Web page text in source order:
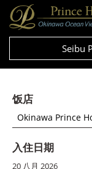
Seibu
饭店
Okinawa Prince
入住日期